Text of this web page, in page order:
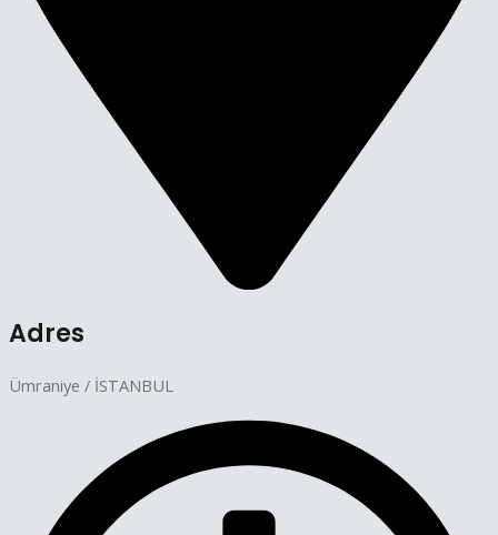
Adres
Ümraniye / İSTANBUL